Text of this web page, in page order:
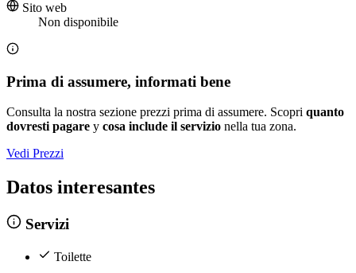
Sito web
Non disponibile
Prima di assumere, informati bene
Consulta la nostra sezione prezzi prima di assumere. Scopri quanto
dovresti pagare y cosa include il servizio nella tua zona.
Vedi Prezzi
Datos interesantes
Servizi
Toilette